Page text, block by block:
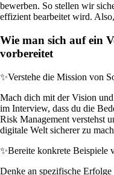
bewerben. So stellen wir
effizient bearbeitet wird.
Wie man sich auf ein
vorbereitet
✨Verstehe die Mission von
Mach dich mit der Vision
im Interview, dass du die
Risk Management verstehst
digitale Welt sicherer zu
✨Bereite konkrete Beispiele
Denke an spezifische